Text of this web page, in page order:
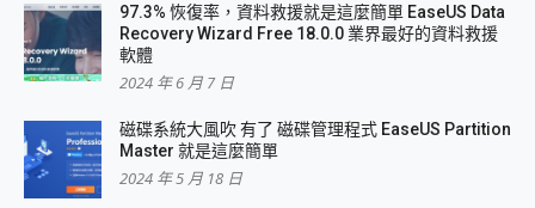
97.3% 恢復率，資料救援就是這麼簡單 EaseUS Data
Recovery Wizard Free 18.0.0 業界最好的資料救援
軟體
2024 年 6 月 7 日
磁碟系統大風吹 有了 磁碟管理程式 EaseUS Partition
Master 就是這麼簡單
2024 年 5 月 18 日